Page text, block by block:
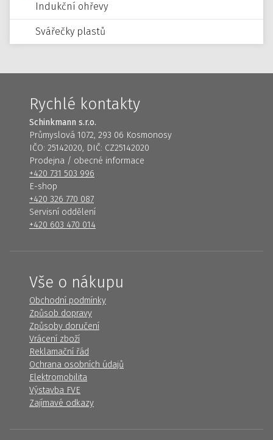
Indukční ohřevy
Svářečky plastů
Rychlé kontakty
Schinkmann s.r.o.
Průmyslová 1072, 293 06 Kosmonosy
IČO: 25142020, DIČ: CZ25142020
Prodejna / obecné informace
+420 731 503 996
E-shop
+420 326 770 087
Servisní oddělení
+420 603 470 014
Vše o nákupu
Obchodní podmínky
Způsob dopravy
Způsoby doručení
Vrácení zboží
Reklamační řád
Ochrana osobních údajů
Elektromobilita
Výstavba FVE
Zajímavé odkazy